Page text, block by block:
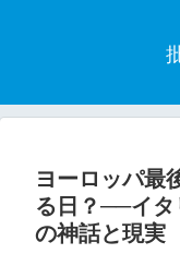
ヨーロッパ最
る日？──イタ
の神話と現実